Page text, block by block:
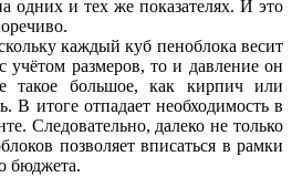
одних и тех же показателях. И это
каждый куб пеноблока весит
размеров, то и давление он
такое большое, как кирпич или
В итоге отпадает необходимость в
Следовательно, далеко не только
позволяет вписаться в рамки
бюджета.